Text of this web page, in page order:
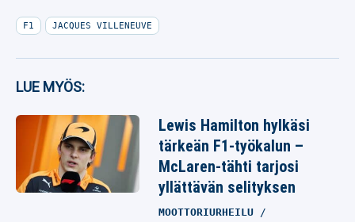
F1 JACQUES VILLENEUVE
LUE MYÖS:
Lewis Hamilton hylkäsi
tärkeän F1-työkalun –
McLaren-tähti tarjosi
yllättävän selityksen
MOOTTORIURHEILU